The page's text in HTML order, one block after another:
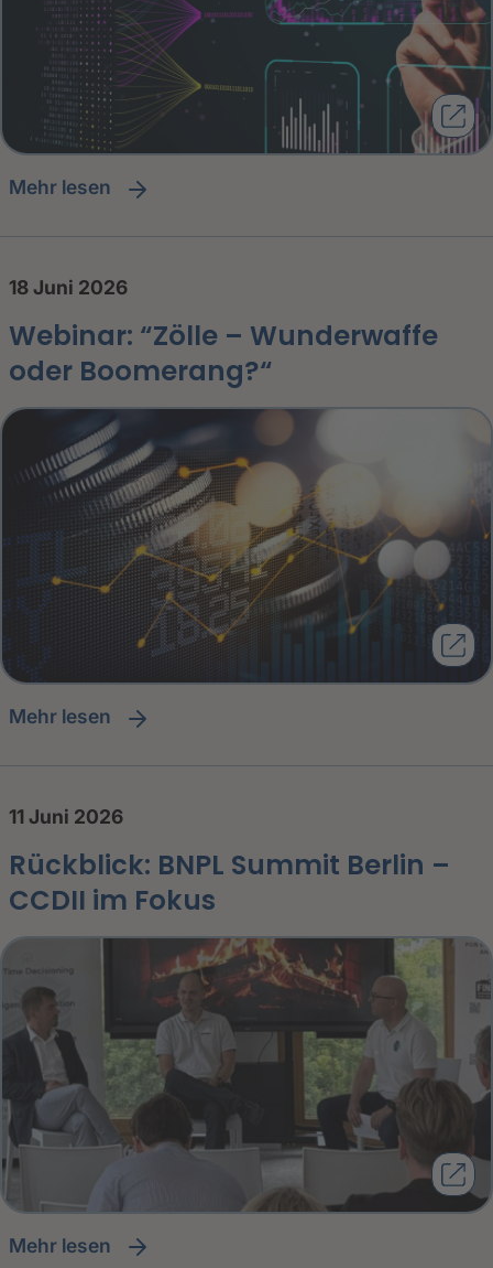
Mehr lesen
18 Juni 2026
Webinar: “Zölle – Wunderwaffe
oder Boomerang?“
Mehr lesen
11 Juni 2026
Rückblick: BNPL Summit Berlin –
CCDII im Fokus
Mehr lesen